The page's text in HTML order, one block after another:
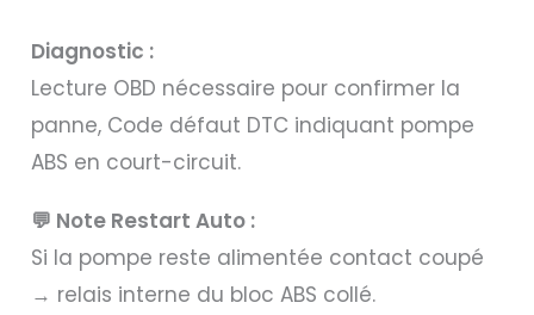
Diagnostic :
Lecture OBD nécessaire pour confirmer la
panne, Code défaut DTC indiquant pompe
ABS en court-circuit.
💬 Note Restart Auto :
Si la pompe reste alimentée contact coupé
→ relais interne du bloc ABS collé.